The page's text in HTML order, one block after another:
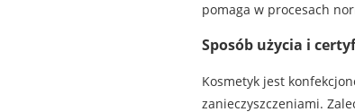
pomaga w procesach
Sposób użycia i
Kosmetyk jest
zanieczyszczeniami.